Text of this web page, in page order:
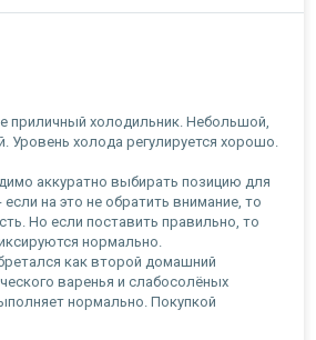
приличный холодильник. Небольшой,
Уровень холода регулируется хорошо.
аккуратно выбирать позицию для
на это не обратить внимание, то
Но если поставить правильно, то
нормально.
как второй домашний
варенья и слабосолёных
нормально. Покупкой